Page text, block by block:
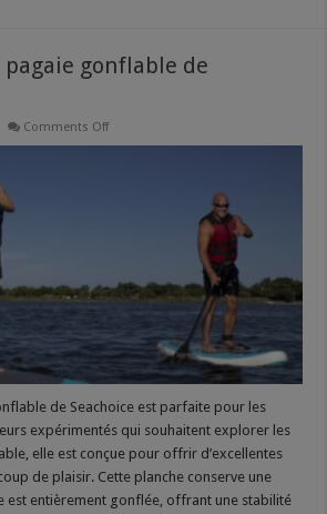
pagaie gonflable de
Comments Offon
de Seachoice est parfaite pour les
expérimentés qui souhaitent explorer les
elle est conçue pour offrir d’excellentes
de plaisir. Cette planche conserve une
est entièrement gonflée, offrant une stabilité